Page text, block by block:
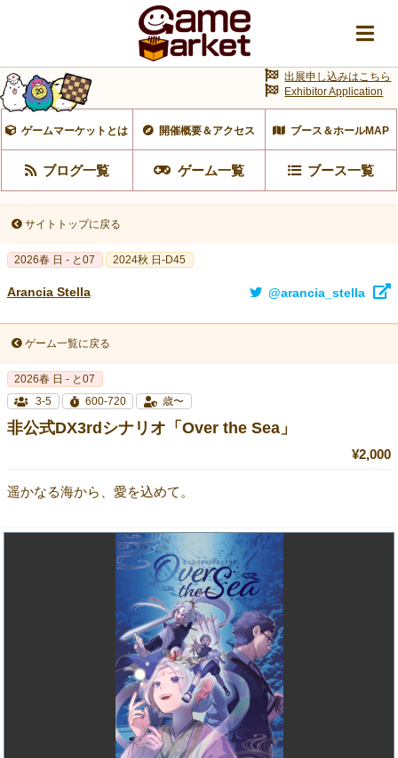
ゲームマーケットとは 開催概要＆アクセス ブース＆ホールMAP
ブログ一覧 ゲーム一覧 ブース一覧
出展申し込みはこちら
Exhibitor Application
サイトトップに戻る
2026春 日 - と07 2024秋 日-D45
Arancia Stella @arancia_stella
ゲーム一覧に戻る
2026春 日 - と07
3-5
600-720 歳〜
非公式DX3rdシナリオ「Over the Sea」
¥2,000
遥かなる海から、愛を込めて。